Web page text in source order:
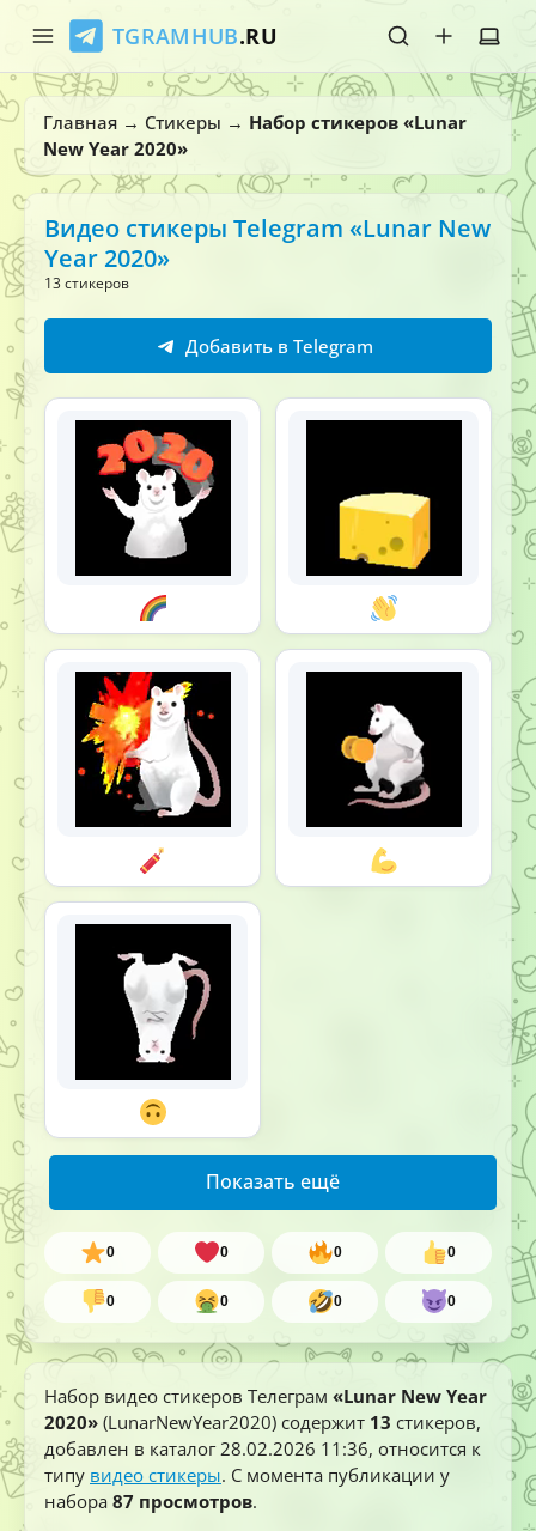
TGRAMHUB.RU
Главная
Стикеры
Боты
О нас
Главная → Стикеры → Набор стикеров «Lunar
New Year 2020»
Видео стикеры Telegram «Lunar New
Year 2020»
13 стикеров
Добавить в Telegram
Показать ещё
0 0 0 0
0 0 0 0
Набор видео стикеров Телеграм «Lunar New Year
2020» (LunarNewYear2020) содержит 13 стикеров,
добавлен в каталог 28.02.2026 11:36, относится к
типу видео стикеры. С момента публикации у
набора 87 просмотров.